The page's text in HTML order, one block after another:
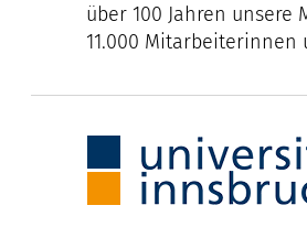
über 100 Jahren
11.000